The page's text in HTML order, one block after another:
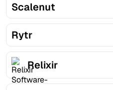
Scalenut
Rytr
Relixir